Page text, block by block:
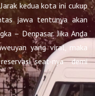
kedua kota ini cukup
jawa tentunya akan
– Denpasar. Jika Anda
yang viral, maka
seat-nya demi